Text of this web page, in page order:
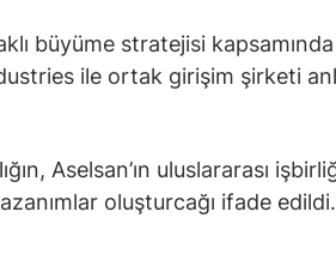
büyüme stratejisi
ile ortak girişim şirketi
Aselsan’ın uluslararası
oluşturcağı ifade edildi.